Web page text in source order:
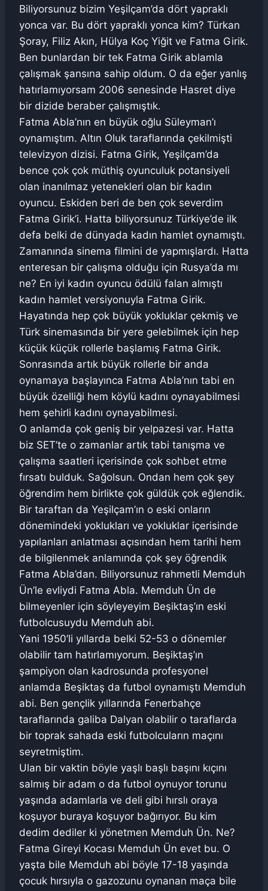
Biliyorsunuz bizim Yeşilçam’da dört yapraklı
yonca var. Bu dört yapraklı yonca kim? Türkan
Şoray, Filiz Akın, Hülya Koç Yiğit ve Fatma Girik.
Ben bunlardan bir tek Fatma Girik ablamla
çalışmak şansına sahip oldum. O da eğer yanlış
hatırlamıyorsam 2006 senesinde Hasret diye
bir dizide beraber çalışmıştık.
Fatma Abla’nın en büyük oğlu Süleyman’ı
oynamıştım. Altın Oluk taraflarında çekilmişti
televizyon dizisi. Fatma Girik, Yeşilçam’da
bence çok çok müthiş oyunculuk potansiyeli
olan inanılmaz yetenekleri olan bir kadın
oyuncu. Eskiden beri de ben çok severdim
Fatma Girik’i. Hatta biliyorsunuz Türkiye’de ilk
defa belki de dünyada kadın hamlet oynamıştı.
Zamanında sinema filmini de yapmışlardı. Hatta
enteresan bir çalışma olduğu için Rusya’da mı
ne? En iyi kadın oyuncu ödülü falan almıştı
kadın hamlet versiyonuyla Fatma Girik.
Hayatında hep çok büyük yokluklar çekmiş ve
Türk sinemasında bir yere gelebilmek için hep
küçük küçük rollerle başlamış Fatma Girik.
Sonrasında artık büyük rollerle bir anda
oynamaya başlayınca Fatma Abla’nın tabi en
büyük özelliği hem köylü kadını oynayabilmesi
hem şehirli kadını oynayabilmesi.
O anlamda çok geniş bir yelpazesi var. Hatta
biz SET’te o zamanlar artık tabi tanışma ve
çalışma saatleri içerisinde çok sohbet etme
fırsatı bulduk. Sağolsun. Ondan hem çok şey
öğrendim hem birlikte çok güldük çok eğlendik.
Bir taraftan da Yeşilçam’ın o eski onların
dönemindeki yoklukları ve yokluklar içerisinde
yapılanları anlatması açısından hem tarihi hem
de bilgilenmek anlamında çok şey öğrendik
Fatma Abla’dan. Biliyorsunuz rahmetli Memduh
Ün’le evliydi Fatma Abla. Memduh Ün de
bilmeyenler için söyleyeyim Beşiktaş’ın eski
futbolcusuydu Memduh abi.
Yani 1950’li yıllarda belki 52-53 o dönemler
olabilir tam hatırlamıyorum. Beşiktaş’ın
şampiyon olan kadrosunda profesyonel
anlamda Beşiktaş da futbol oynamıştı Memduh
abi. Ben gençlik yıllarında Fenerbahçe
taraflarında galiba Dalyan olabilir o taraflarda
bir toprak sahada eski futbolcuların maçını
seyretmiştim.
Ulan bir vaktin böyle yaşlı başlı başını kıçını
salmış bir adam o da futbol oynuyor torunu
yaşında adamlarla ve deli gibi hırslı oraya
koşuyor buraya koşuyor bağırıyor. Bu kim
dedim dediler ki yönetmen Memduh Ün. Ne?
Fatma Gireyi Kocası Memduh Ün evet bu. O
yaşta bile Memduh abi böyle 17-18 yaşında
çocuk hırsıyla o gazozunu oynanan maça bile